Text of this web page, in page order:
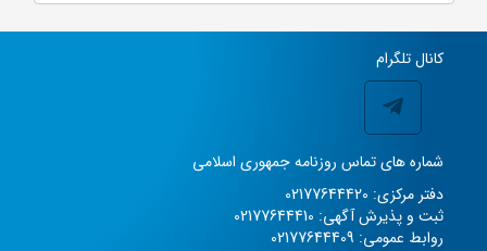
کانال تلگرام
شماره های تماس روزنامه جمهوری اسلامی
دفتر مرکزی: 02177644420
ثبت و پذیرش آگهی: 02177644410
روابط عمومی: 02177644409